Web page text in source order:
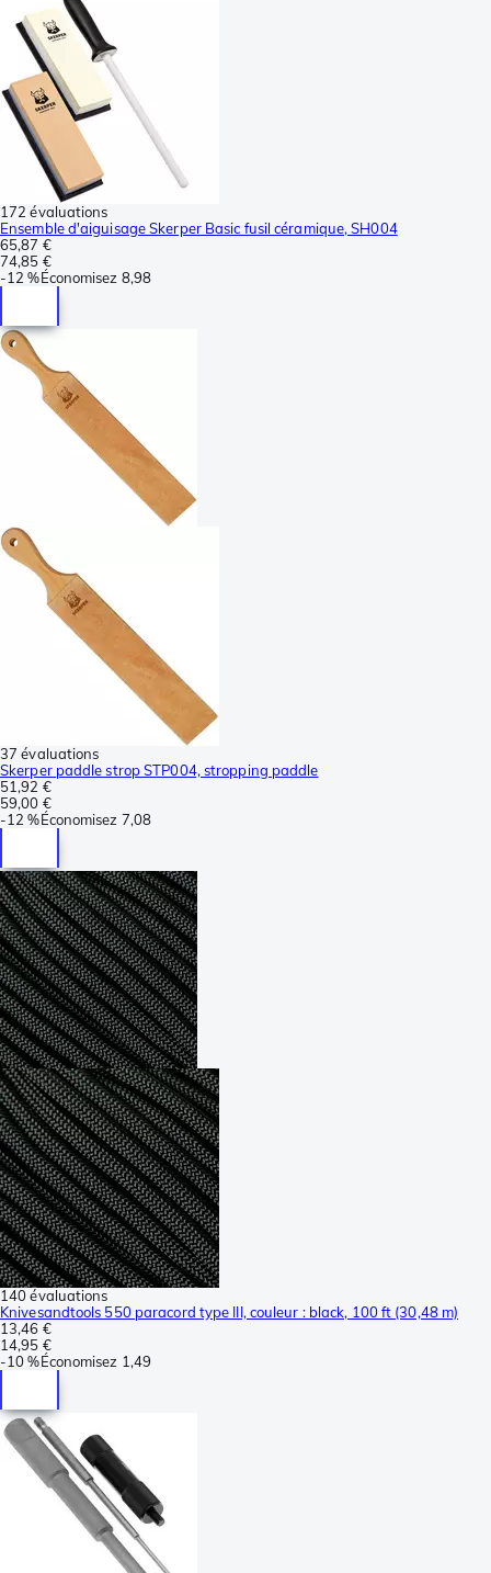
172 évaluations
Ensemble d'aiguisage Skerper Basic fusil céramique, SH004
65,87 €
74,85 €
-12 %Économisez 8,98
37 évaluations
Skerper paddle strop STP004, stropping paddle
51,92 €
59,00 €
-12 %Économisez 7,08
140 évaluations
Knivesandtools 550 paracord type III, couleur : black, 100 ft (30,48 m)
13,46 €
14,95 €
-10 %Économisez 1,49